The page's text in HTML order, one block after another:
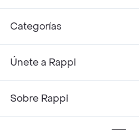
Categorías
Únete a Rappi
Sobre Rappi